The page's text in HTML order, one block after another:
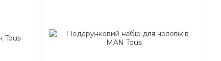
купити в Україні яку можна для людей із різними
верхні та середні. Перші розкриваються відразу,